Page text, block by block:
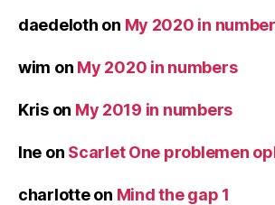
daedeloth on My 2020 in
wim on My 2020 in numbers
Krison My 2019 in numbers
Ine on Scarlet One problemen
charlotteon Mind the gap 1